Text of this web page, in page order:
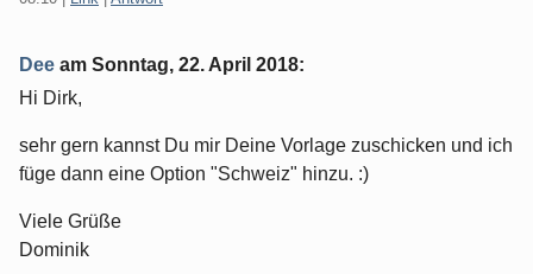
Dee am Sonntag, 22. April 2018:
Hi Dirk,
sehr gern kannst Du mir Deine Vorlage zuschicken und ich
füge dann eine Option "Schweiz" hinzu. :)
Viele Grüße
Dominik